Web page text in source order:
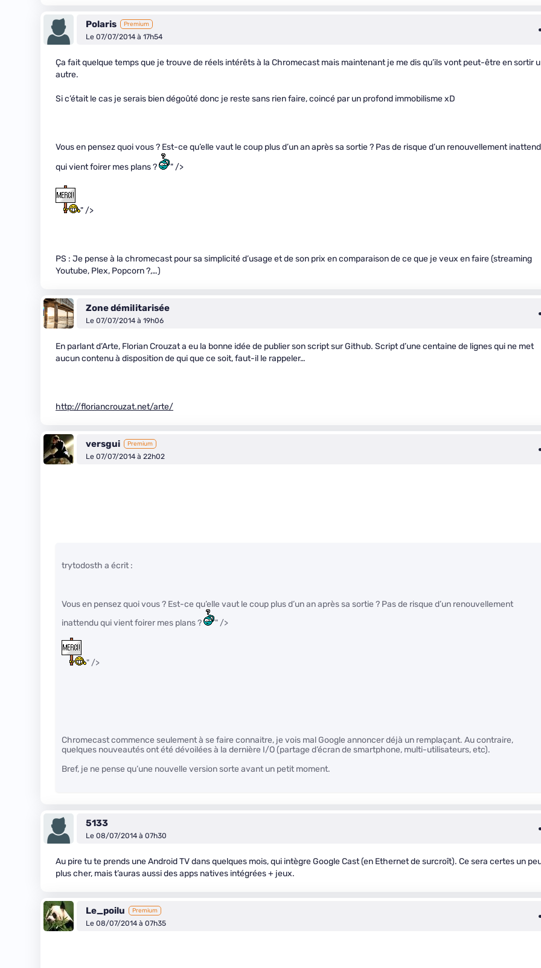
Polaris Premium
Le 07/07/2014 à 17h54
Ça fait quelque temps que je trouve de réels intérêts à la Chromecast mais maintenant je me dis qu’ils vont peut-être en sortir
autre.
Si c’était le cas je serais bien dégoûté donc je reste sans rien faire, coincé par un profond immobilisme xD
Vous en pensez quoi vous ? Est-ce qu’elle vaut le coup plus d’un an après sa sortie ? Pas de risque d’un renouvellement
qui vient foirer mes plans ?
" />
" />
PS : Je pense à la chromecast pour sa simplicité d’usage et de son prix en comparaison de ce que je veux en faire (streaming
Youtube, Plex, Popcorn ?,…)
Zone démilitarisée
Le 07/07/2014 à 19h06
En parlant d’Arte, Florian Crouzat a eu la bonne idée de publier son script sur Github. Script d’une centaine de lignes qui ne met
aucun contenu à disposition de qui que ce soit, faut-il le rappeler…
http://floriancrouzat.net/arte/
versgui Premium
Le 07/07/2014 à 22h02
trytodosth a écrit :
Vous en pensez quoi vous ? Est-ce qu’elle vaut le coup plus d’un an après sa sortie ? Pas de risque d’un renouvellement
inattendu qui vient foirer mes plans ?
" />
" />
Chromecast commence seulement à se faire connaitre, je vois mal Google annoncer déjà un remplaçant. Au contraire,
quelques nouveautés ont été dévoilées à la dernière I/O (partage d’écran de smartphone, multi-utilisateurs, etc).
Bref, je ne pense qu’une nouvelle version sorte avant un petit moment.
5133
Le 08/07/2014 à 07h30
Au pire tu te prends une Android TV dans quelques mois, qui intègre Google Cast (en Ethernet de surcroît). Ce sera certes un
plus cher, mais t’auras aussi des apps natives intégrées + jeux.
Le_poilu Premium
Le 08/07/2014 à 07h35